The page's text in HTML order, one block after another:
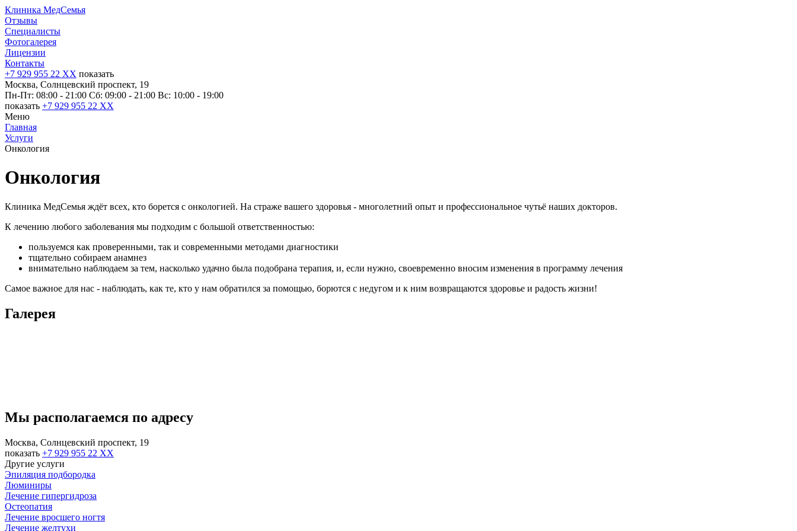
Клиника МедСемья
Отзывы
Специалисты
Фотогалерея
Лицензии
Контакты
+7 929 955 22 XX показать
Москва, Солнцевский проспект, 19
Пн-Пт: 08:00 - 21:00 Сб: 09:00 - 21:00 Вс: 10:00 - 19:00
показать +7 929 955 22 XX
Меню
Главная
Услуги
Онкология
Онкология
Клиника МедСемья ждёт всех, кто борется с онкологией. На страже вашего здоровья - многолетний опыт и профессиональное чутьё наших докторов.
К лечению любого заболевания мы подходим с большой ответственностью:
пользуемся как проверенными, так и современными методами диагностики
тщательно собираем анамнез
внимательно наблюдаем за тем, насколько удачно была подобрана терапия, и, если нужно, своевременно вносим изменения в программу лечения
Самое важное для нас - наблюдать, как те, кто у нам обратился за помощью, борются с недугом и к ним возвращаются здоровье и радость жизни!
Галерея
Мы располагаемся по адресу
Москва, Солнцевский проспект, 19
показать +7 929 955 22 XX
Другие услуги
Эпиляция подбородка
Люминиры
Лечение гипергидроза
Остеопатия
Лечение вросшего ногтя
Лечение желтухи